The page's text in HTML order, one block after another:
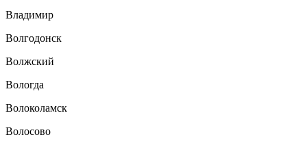
Владимир
Волгодонск
Волжский
Вологда
Волоколамск
Волосово